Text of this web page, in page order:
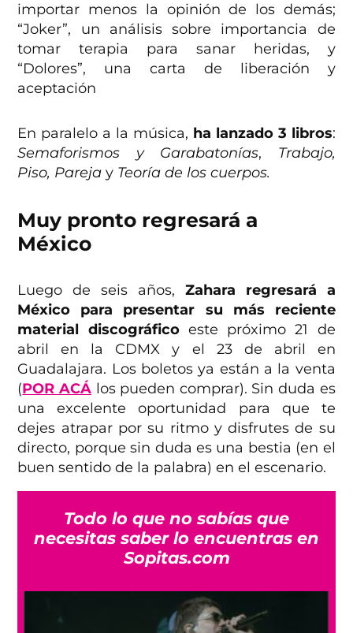
importar menos la opinión de los demás;
“Joker”, un análisis sobre importancia de
tomar terapia para sanar heridas, y
“Dolores”, una carta de liberación y
aceptación
En paralelo a la música, ha lanzado 3 libros:
Semaforismos y Garabatonías, Trabajo,
Piso, Pareja y Teoría de los cuerpos.
Muy pronto regresará a
México
Luego de seis años, Zahara regresará a
México para presentar su más reciente
material discográficoeste próximo 21 de
abril en la CDMX y el 23 de abril en
Guadalajara. Los boletos ya están a la venta
(POR ACÁ los pueden comprar). Sin duda es
una excelente oportunidad para que te
dejes atrapar por su ritmo y disfrutes de su
directo, porque sin duda es una bestia (en el
buen sentido de la palabra) en el escenario.
Todo lo que no sabías que
necesitas saber lo encuentras en
Sopitas.com